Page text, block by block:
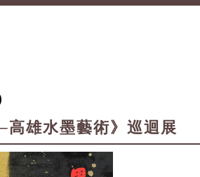
高雄水墨藝術》巡迴展